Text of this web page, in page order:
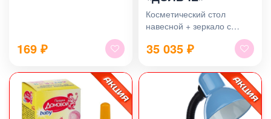
169 ₽
Косметический стол
навесной + зеркало с
35 035 ₽